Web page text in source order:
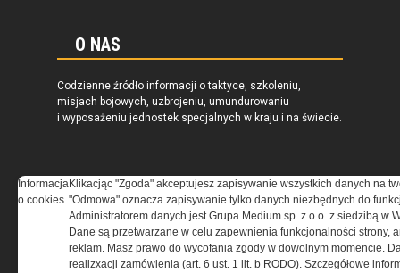
O NAS
Codzienne źródło informacji o taktyce, szkoleniu,
misjach bojowych, uzbrojeniu, umundurowaniu
i wyposażeniu jednostek specjalnych w kraju i na świecie.
REGULAMIN
Regulamin określa zasady korzystania z portalu
www.special-ops.pl
Informacja
o cookies
Klikacjąc "Zgoda" akceptujesz zapisywanie wszystkich danych na
"Odmowa" oznacza zapisywanie tylko danych niezbędnych do
Administratorem danych jest Grupa Medium sp. z o.o. z siedzibą w
Dane są przetwarzane w celu zapewnienia funkcjonalności strony,
reklam. Masz prawo do wycofania zgody w dowolnym momencie.
realizxacji zamówienia (art. 6 ust. 1 lit. b RODO). Szczegółowe